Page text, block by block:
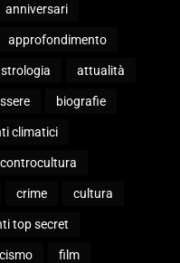
anniversari
approfondimento
attualità
biografie
climatici
controcultura
crime cultura
top secret
film